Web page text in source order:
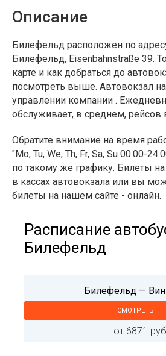
Описание
Билефельд расположен по
Билефельд, Eisenbahnstraße 39.
карте и как добраться до
посмотреть выше. Автовокзал
управлении компании .
обслуживает, в среднем, рейсов
Обратите внимание на время
"Mo, Tu, We, Th, Fr, Sa, Su 00:00-
по такому же графику. Билеты
в кассах автовокзала или вы
билеты на нашем сайте - онлайн.
Расписание
Билефельд
Билефельд —
СМОТРЕТЬ
от 6871